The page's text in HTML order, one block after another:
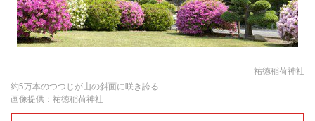
祐徳稲荷神社
約5万本のつつじが山の斜面に咲き誇る
画像提供：祐徳稲荷神社